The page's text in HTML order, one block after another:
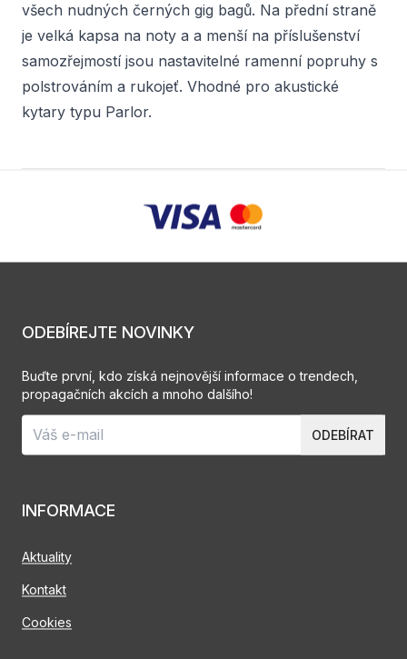
všech nudných černých gig bagů. Na přední straně
je velká kapsa na noty a a menší na příslušenství
samozřejmostí jsou nastavitelné ramenní popruhy s
polstrováním a rukojeť. Vhodné pro akustické
kytary typu Parlor.
INFORMACE
Aktuality
Kontakt
Cookies
ODEBÍREJTE NOVINKY
Buďte první, kdo získá nejnovější informace o trendech,
propagačních akcích a mnoho dalšího!
ODEBÍRAT